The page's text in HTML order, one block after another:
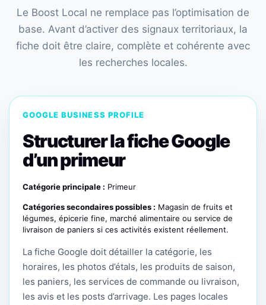
Le Boost Local ne remplace pas l’optimisation de
base. Avant d’activer des signaux territoriaux, la
fiche doit être claire, complète et cohérente avec
les recherches locales.
GOOGLE BUSINESS PROFILE
Structurer la fiche Google
d’un primeur
Catégorie principale : Primeur
Catégories secondaires possibles : Magasin de fruits et
légumes, épicerie fine, marché alimentaire ou service de
livraison de paniers si ces activités existent réellement.
La fiche Google doit détailler la catégorie, les
horaires, les photos d’étals, les produits de saison,
les paniers, les services de commande ou livraison,
les avis et les posts d’arrivage. Les pages locales